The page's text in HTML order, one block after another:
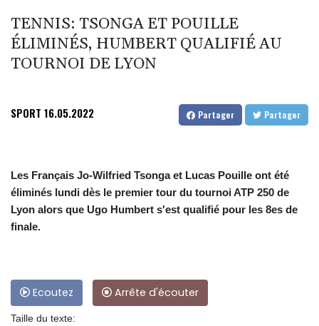
TENNIS: TSONGA ET POUILLE
ÉLIMINÉS, HUMBERT QUALIFIÉ AU
TOURNOI DE LYON
SPORT 16.05.2022 Partager Partager
Les Français Jo-Wilfried Tsonga et Lucas Pouille ont été
éliminés lundi dès le premier tour du tournoi ATP 250 de
Lyon alors que Ugo Humbert s'est qualifié pour les 8es de
finale.
Ecoutez Arrête d'écouter
Taille du texte: